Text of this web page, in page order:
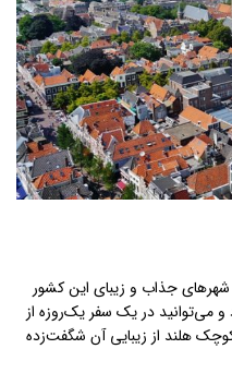
جذاب و زیبای این کشور
دارد و می‌توانید در یک سفر یک‌روزه از
هلند از زیبایی آن شگفت‌زده